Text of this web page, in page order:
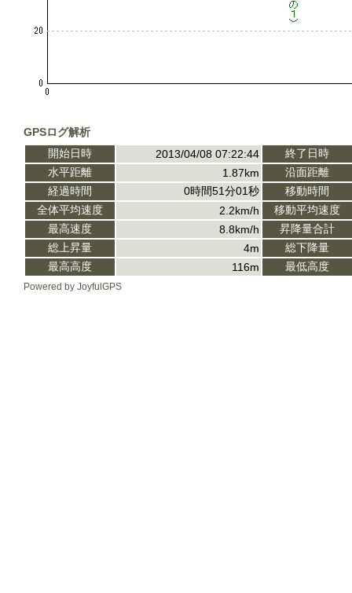
GPSログ解析
開始日時
2013/04/08 07:22:44
終了日時
水平距離
1.87km
沿面距離
経過時間
0時間51分01秒
移動時間
全体平均速度
2.2km/h
移動平均速度
最高速度
8.8km/h
昇降量合計
総上昇量
4m
総下降量
最高高度
116m 最低高度
Powered by JoyfulGPS